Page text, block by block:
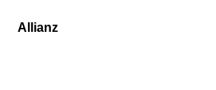
Allianz